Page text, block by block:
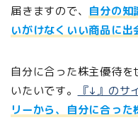
届きますので、 自分の知
いがけなくいい商品に出
自分に合った株主優待
いたいです。
『↓』のサ
リーから、自分に合っ